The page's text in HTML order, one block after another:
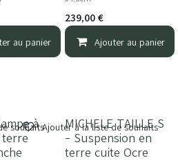
au panier
239,00 €
Ajouter au panier
à
souhaits
MICHELE TAILLE S
- Suspension en
terre cuite Ocre
Ajouter à la liste de souhaits